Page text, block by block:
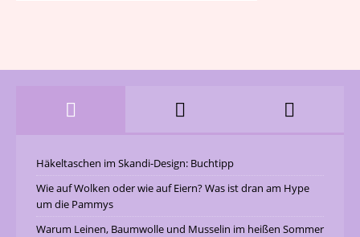
Häkeltaschen im Skandi-Design: Buchtipp
Wie auf Wolken oder wie auf Eiern? Was ist dran am Hype
um die Pammys
Warum Leinen, Baumwolle und Musselin im heißen Sommer